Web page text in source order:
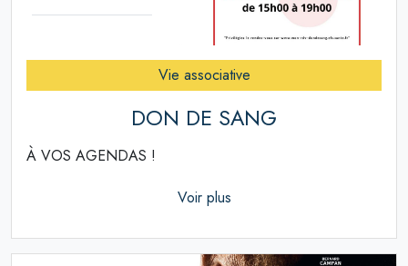
Vie associative
DON DE SANG
À VOS AGENDAS !
Voir plus